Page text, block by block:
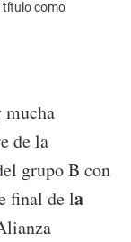
título como
mucha
de la
grupo B con
final de la